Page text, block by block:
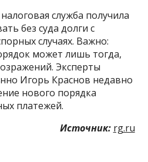
служба получила
без суда долги с
случаях. Важно:
может лишь тогда,
Эксперты
Игорь Краснов недавно
нового порядка
платежей.
Источник: rg.ru